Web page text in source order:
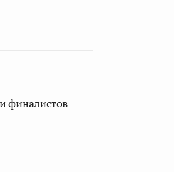
финалистов